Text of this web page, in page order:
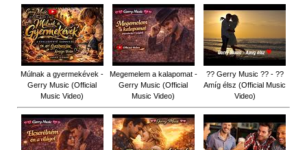
Múlnak a gyermekévek -
Gerry Music (Official
Music Video)
Megemelem a kalapomat -
Gerry Music (Official
Music Video)
?? Gerry Music ?? - ??
Amíg élsz (Official Music
Video)